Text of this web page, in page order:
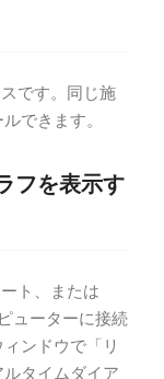
です。同じ施
できます。
フを表示す
ト、または
ューターに接続
ンドウで「リ
タイムダイア